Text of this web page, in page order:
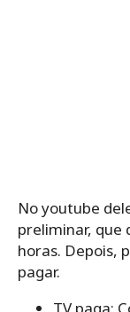
No youtube
preliminar, que
horas. Depois,
pagar.